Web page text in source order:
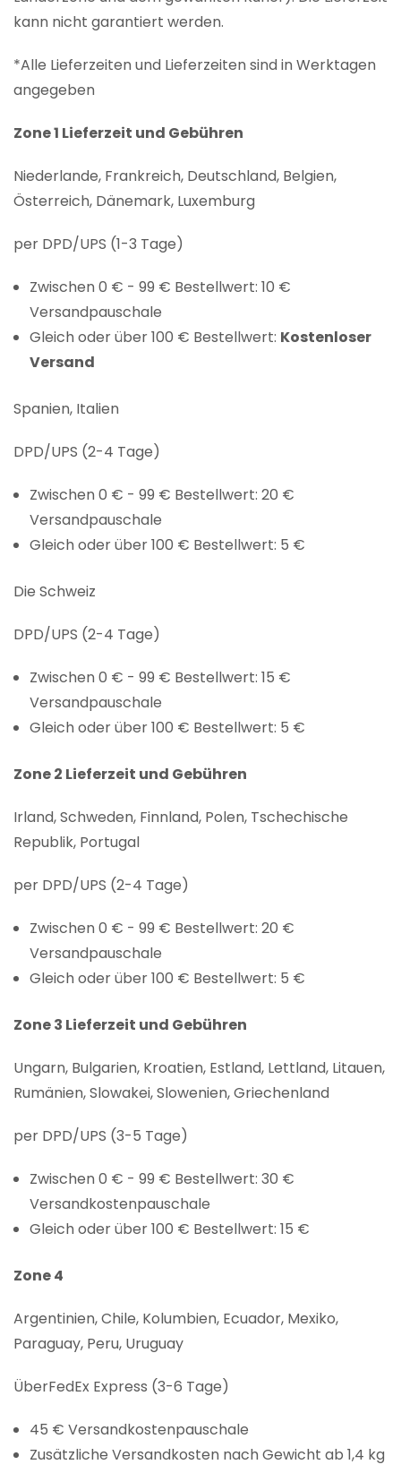
kann nicht garantiert werden.
*Alle Lieferzeiten und Lieferzeiten sind in Werktagen
angegeben
Zone 1 Lieferzeit und Gebühren
Niederlande, Frankreich, Deutschland, Belgien,
Österreich, Dänemark, Luxemburg
per DPD/UPS (1-3 Tage)
Zwischen 0 € - 99 € Bestellwert: 10 €
Versandpauschale
Gleich oder über 100 € Bestellwert: Kostenloser
Versand
Spanien, Italien
DPD/UPS (2-4 Tage)
Zwischen 0 € - 99 € Bestellwert: 20 €
Versandpauschale
Gleich oder über 100 € Bestellwert: 5 €
Die Schweiz
DPD/UPS (2-4 Tage)
Zwischen 0 € - 99 € Bestellwert: 15 €
Versandpauschale
Gleich oder über 100 € Bestellwert: 5 €
Zone 2 Lieferzeit und Gebühren
Irland, Schweden, Finnland, Polen, Tschechische
Republik, Portugal
per DPD/UPS (2-4 Tage)
Zwischen 0 € - 99 € Bestellwert: 20 €
Versandpauschale
Gleich oder über 100 € Bestellwert: 5 €
Zone 3 Lieferzeit und Gebühren
Ungarn, Bulgarien, Kroatien, Estland, Lettland, Litauen,
Rumänien, Slowakei, Slowenien, Griechenland
per DPD/UPS (3-5 Tage)
Zwischen 0 € - 99 € Bestellwert: 30 €
Versandkostenpauschale
Gleich oder über 100 € Bestellwert: 15 €
Zone 4
Argentinien, Chile, Kolumbien, Ecuador, Mexiko,
Paraguay, Peru, Uruguay
ÜberFedEx Express (3-6 Tage)
45 € Versandkostenpauschale
Zusätzliche Versandkosten nach Gewicht ab 1,4 kg